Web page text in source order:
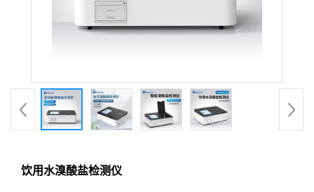
饮用水溴酸盐检测仪